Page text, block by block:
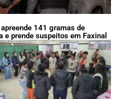
141 gramas de
e prende suspeitos em Faxinal